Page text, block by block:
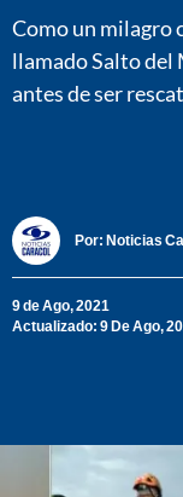
Como un milagro
llamado Salto del
antes de ser
Por: Noticias
9 de Ago, 2021
Actualizado: 9 De Ago,